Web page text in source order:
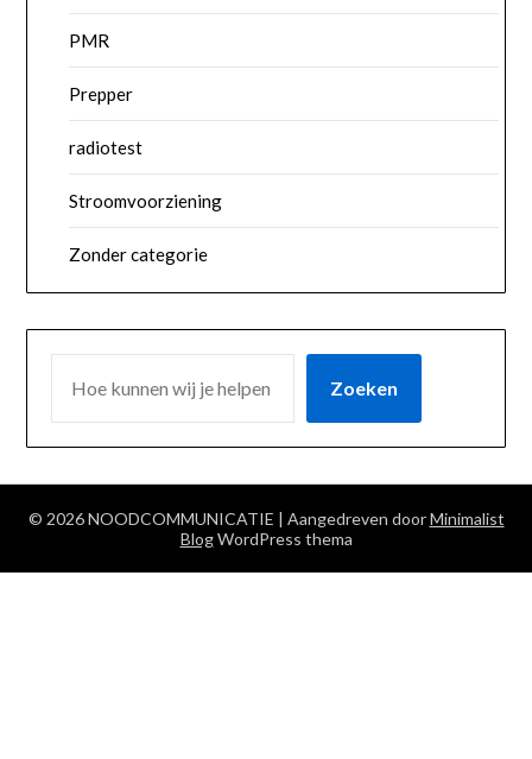
PMR
Prepper
radiotest
Stroomvoorziening
Zonder categorie
Zoeken
© 2026 NOODCOMMUNICATIE | Aangedreven doorMinimalist
BlogWordPress thema